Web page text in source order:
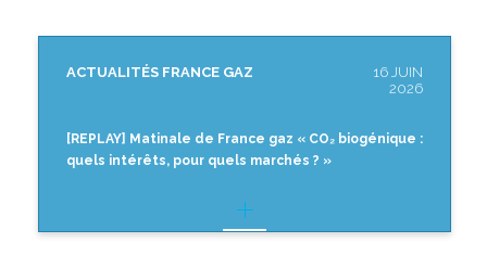
ACTUALITÉS FRANCE GAZ
16 JUIN
2026
[REPLAY] Matinale de France gaz « CO₂ biogénique :
quels intérêts, pour quels marchés ? »